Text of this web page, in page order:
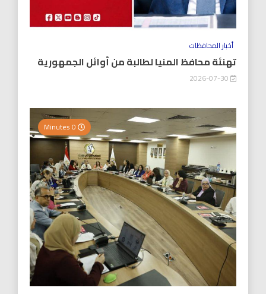
أخبار المحافظات
تهنئة محافظ المنيا لطالبة من أوائل الجمهورية